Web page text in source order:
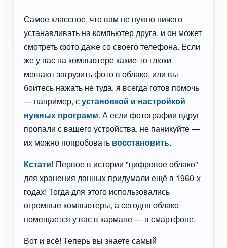
Самое классное, что вам не нужно ничего
устанавливать на компьютер друга, и он может
смотреть фото даже со своего телефона. Если
же у вас на компьютере какие-то глюки
мешают загрузить фото в облако, или вы
боитесь нажать не туда, я всегда готов помочь
— например, сустановкой и настройкой
нужных программ. А если фотографии вдруг
пропали с вашего устройства, не паникуйте —
их можно попробовать восстановить.
Кстати! Первое в истории "цифровое облако"
для хранения данных придумали ещё в 1960-х
годах! Тогда для этого использовались
огромные компьютеры, а сегодня облако
помещается у вас в кармане — в смартфоне.
Вот и всё! Теперь вы знаете самый